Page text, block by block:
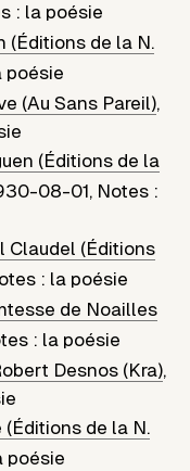
: la poésie
(Éditions de la N.
poésie
(Au Sans Pareil),
(Éditions de la
08-01, Notes :
Claudel (Éditions
: la poésie
de Noailles
: la poésie
Desnos (Kra),
de la N.
poésie